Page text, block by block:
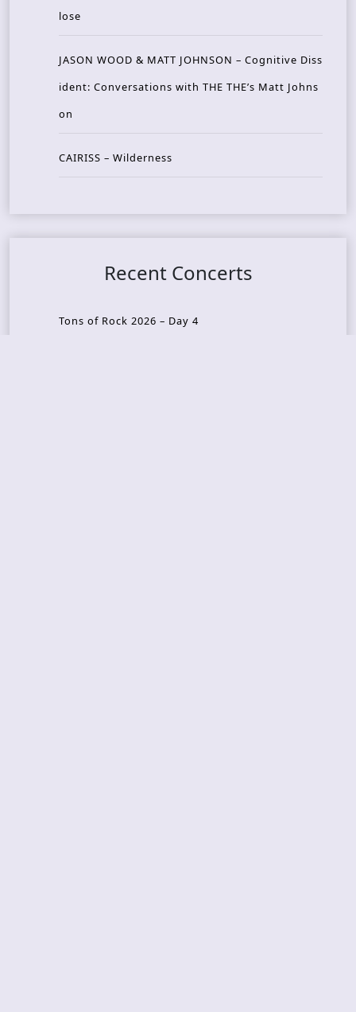
lose
JASON WOOD & MATT JOHNSON – Cognitive Diss
ident: Conversations with THE THE’s Matt Johns
on
CAIRISS – Wilderness
Recent Concerts
Tons of Rock 2026 – Day 4